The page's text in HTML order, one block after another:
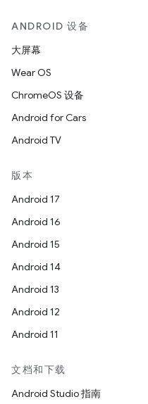
ANDROID 设备
大屏幕
Wear OS
ChromeOS 设备
Android for Cars
Android TV
版本
Android 17
Android 16
Android 15
Android 14
Android 13
Android 12
Android 11
文档和下载
Android Studio 指南